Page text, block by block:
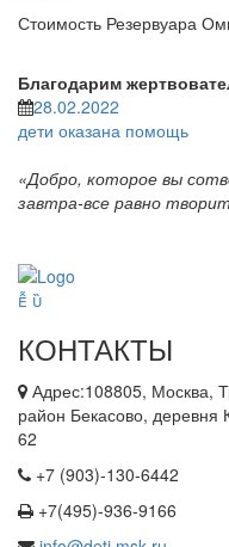
Стоимость Резервуара
Благодарим
28.02.2022
дети оказана помощь
«Добро, которое вы
завтра-все равно
КОНТАКТЫ
Адрес:108805, Москва,
район Бекасово, деревня
62
+7 (903)-130-6442
+7(495)-936-9166